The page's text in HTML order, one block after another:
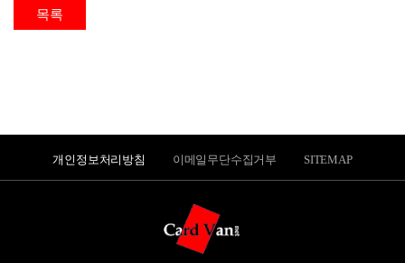
목록
개인정보처리방침 이메일무단수집거부 SITEMAP